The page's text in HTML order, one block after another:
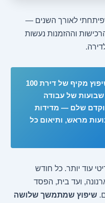
לאורך השנים —
וההזמנות נעשות
טיפ מהיר: כשעובדים נכון, שיפוץ מקיף של דירת 100
של עבודה
שלם — מדידות
מראש, ותיאום כל
עוד יותר. כל חודש
ועד בית, הפסד
שיפוץ שמתמשך שלושה